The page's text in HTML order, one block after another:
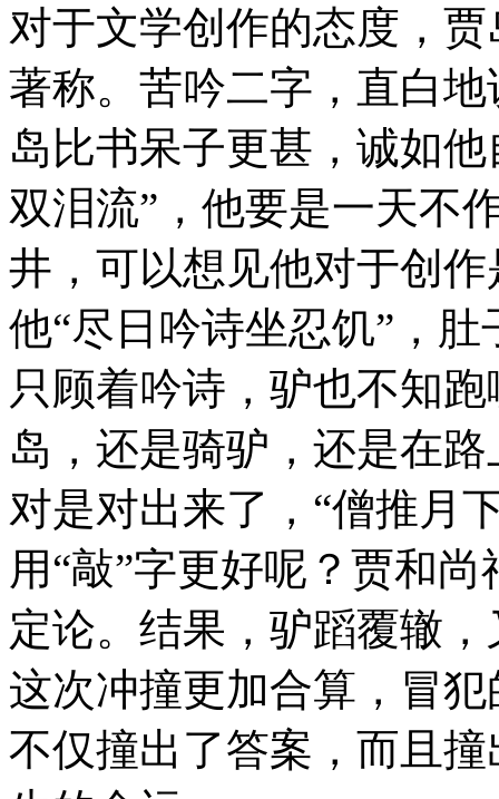
对于文学创作的态度，
著称。苦吟二字，直白
岛比书呆子更甚，诚如
双泪流”，他要是一天不
井，可以想见他对于创
他“尽日吟诗坐忍饥”，
只顾着吟诗，驴也不知
岛，还是骑驴，还是在
对是对出来了，“僧推月
用“敲”字更好呢？贾和
定论。结果，驴蹈覆辙
这次冲撞更加合算，冒
不仅撞出了答案，而且